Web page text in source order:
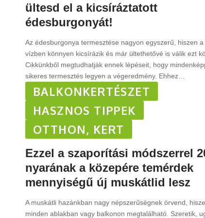
ültesd el a kicsíráztatott
édesburgonyát!
Az édesburgonya termesztése nagyon egyszerű, hiszen a
vízben könnyen kicsírázik és már ültethetővé is válik ezt
Cikkünkből megtudhatják ennek lépéseit, hogy
sikeres termesztés legyen a végeredmény. Ehhez
BALKONKERTÉSZET
HASZNOS TIPPEK
OTTHON, KERT
Ezzel a szaporítási módszerrel
nyarának a közepére temérdek
mennyiségű új muskátlid lesz
A muskátli hazánkban nagy népszerűségnek örvend,
minden ablakban vagy balkonon megtalálható. Szeretik,